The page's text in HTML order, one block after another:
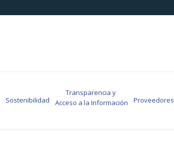
Sostenibilidad
Transparencia y
Acceso a la Información
Proveedores